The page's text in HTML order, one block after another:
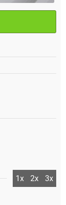
1x 2x 3x